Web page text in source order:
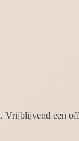
een